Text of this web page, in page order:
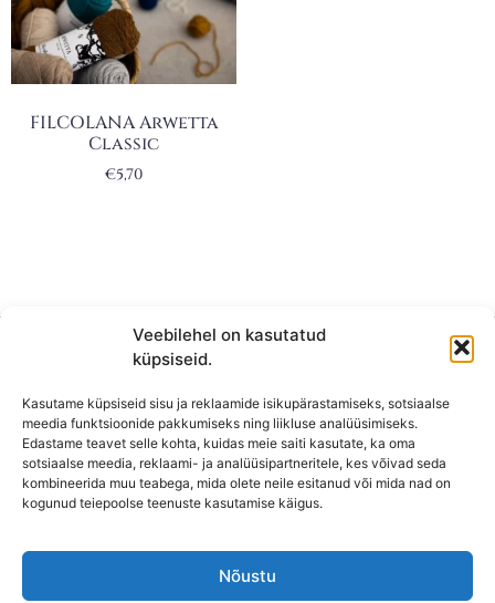
Veebilehel on kasutatud
küpsiseid.
Kasutame küpsiseid sisu ja reklaamide isikupärastamiseks, sotsiaalse
meedia funktsioonide pakkumiseks ning liikluse analüüsimiseks.
Edastame teavet selle kohta, kuidas meie saiti kasutate, ka oma
sotsiaalse meedia, reklaami- ja analüüsipartneritele, kes võivad seda
kombineerida muu teabega, mida olete neile esitanud või mida nad on
kogunud teiepoolse teenuste kasutamise käigus.
Nõustu
FILCOLANA Arwetta
Classic
€5,70
KONTAKT